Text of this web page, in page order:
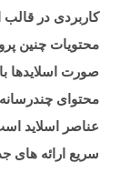
محتویات چنین
صورت اسلایدها
محتوای
عناصر اسلاید
سریع ارائه های